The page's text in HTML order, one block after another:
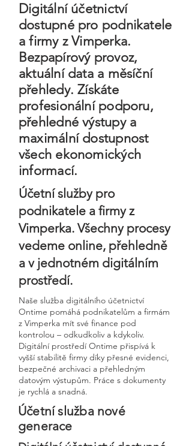
Digitální účetnictví
dostupné pro podnikatele
a firmy z Vimperka.
Bezpapírový provoz,
aktuální data a měsíční
přehledy. Získáte
profesionální podporu,
přehledné výstupy a
maximální dostupnost
všech ekonomických
informací.
Účetní služby pro
podnikatele a firmy z
Vimperka. Všechny procesy
vedeme online, přehledně
a v jednotném digitálním
prostředí.
Naše služba digitálního účetnictví
Ontime pomáhá podnikatelům a firmám
z Vimperka mít své finance pod
kontrolou – odkudkoliv a kdykoliv.
Digitální prostředí Ontime přispívá k
vyšší stabilitě firmy díky přesné evidenci,
bezpečné archivaci a přehledným
datovým výstupům. Práce s dokumenty
je rychlá a snadná.
Účetní služba nové
generace